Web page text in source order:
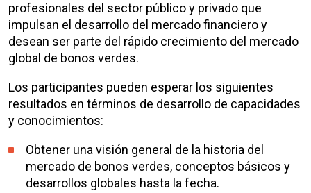
profesionales del sector público y privado que
impulsan el desarrollo del mercado financiero y
desean ser parte del rápido crecimiento del mercado
global de bonos verdes.
Los participantes pueden esperar los siguientes
resultados en términos de desarrollo de capacidades
y conocimientos:
Obtener una visión general de la historia del
mercado de bonos verdes, conceptos básicos y
desarrollos globales hasta la fecha.